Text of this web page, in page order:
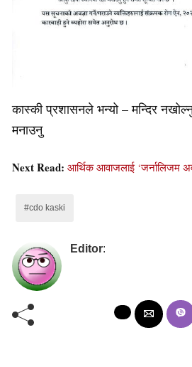
कास्की प्रशासनले भन्यो – मन्दिर
मनाउनु
Next Read: आर्थिक आवाजलाई ‘जर्नालिजम
#cdo kaski
Editor: